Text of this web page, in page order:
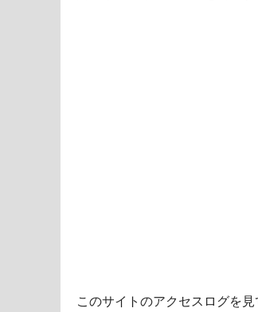
このサイトのアクセスログを